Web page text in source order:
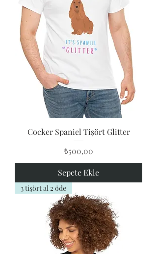
Cocker Spaniel Tişört Glitter
Fiyat
₺500,00
Sepete Ekle
3 tişört al 2 öde